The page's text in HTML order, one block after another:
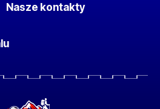
Nasze kontakty